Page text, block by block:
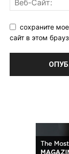
сохраните
сайт в этом